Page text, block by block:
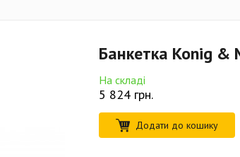
Банкетка Konig
На складі
5 824 грн.
Додати до кошику